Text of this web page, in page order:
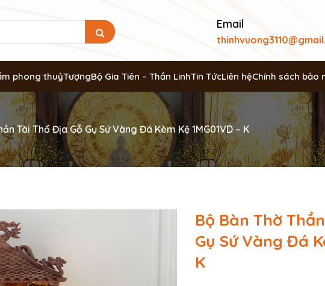
Email
phong thuỷTượngBộ Gia Tiên – Thần LinhTin TứcLiên hệChính sách bảo
Tài Thổ Địa Gỗ Gụ Sứ Vàng Đá Kèm Kệ 1MG01VD – K
Bộ Bàn Thờ
Gụ Sứ Vàng Đá
K